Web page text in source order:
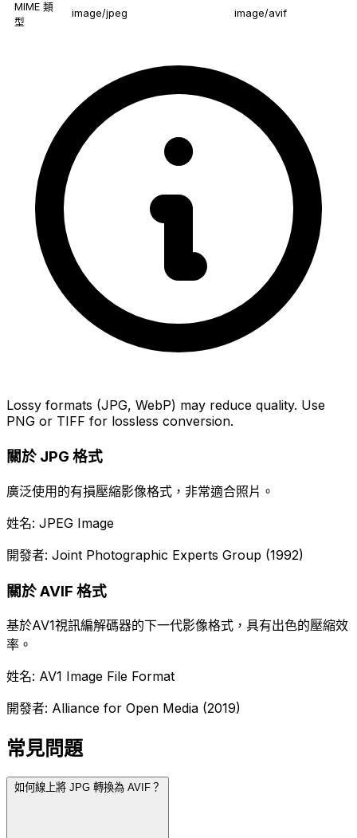
MIME 類
型
image/jpeg image/avif
Lossy formats (JPG, WebP) may reduce quality. Use
PNG or TIFF for lossless conversion.
關於 JPG 格式
廣泛使用的有損壓縮影像格式，非常適合照片。
姓名: JPEG Image
開發者: Joint Photographic Experts Group (1992)
關於 AVIF 格式
基於AV1視訊編解碼器的下一代影像格式，具有出色的壓縮效
率。
姓名: AV1 Image File Format
開發者: Alliance for Open Media (2019)
常見問題
如何線上將 JPG 轉換為 AVIF？